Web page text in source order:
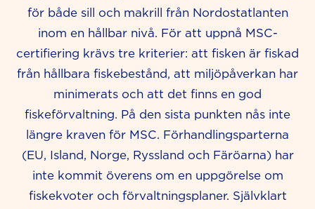
för både sill och makrill från Nordostatlanten
inom en hållbar nivå. För att uppnå MSC-
certifiering krävs tre kriterier: att fisken är fiskad
från hållbara fiskebestånd, att miljöpåverkan har
minimerats och att det finns en god
fiskeförvaltning. På den sista punkten nås inte
längre kraven för MSC. Förhandlingsparterna
(EU, Island, Norge, Ryssland och Färöarna) har
inte kommit överens om en uppgörelse om
fiskekvoter och förvaltningsplaner. Självklart